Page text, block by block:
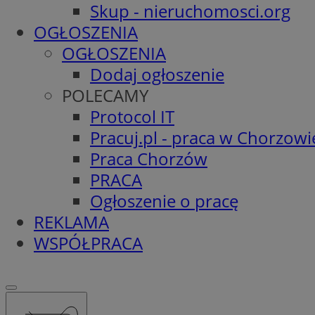
Skup - nieruchomosci.org
OGŁOSZENIA
OGŁOSZENIA
Dodaj ogłoszenie
POLECAMY
Protocol IT
Pracuj.pl - praca w
Praca Chorzów
PRACA
Ogłoszenie o pracę
REKLAMA
WSPÓŁPRACA